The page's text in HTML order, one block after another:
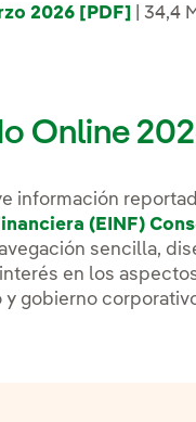
2026 [PDF]
| 34,4
Online
información
(EINF)
sencilla,
en los
y gobierno